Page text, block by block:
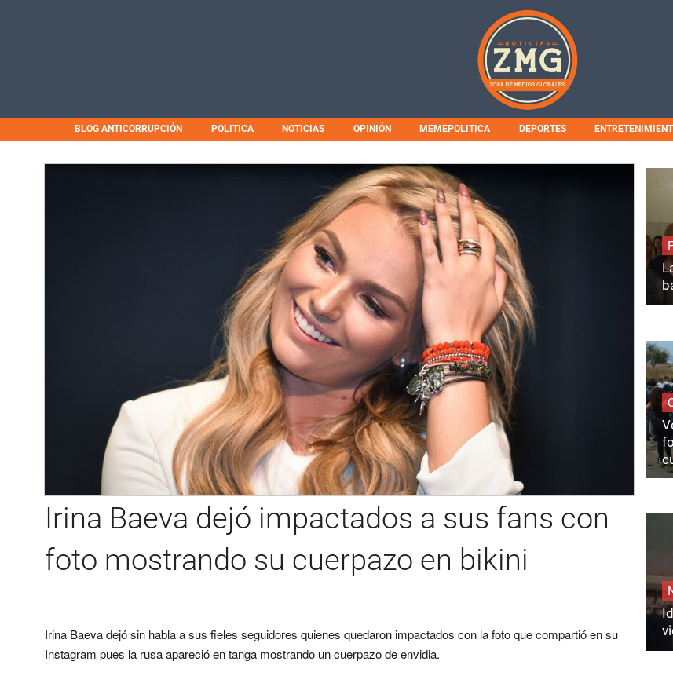
BLOG ANTICORRUPCIÓN POLITICA NOTICIAS OPINIÓN MEMEPOLITICA DEPORTES
Irina Baeva dejó impactados a sus fans con
foto mostrando su cuerpazo en bikini
Irina Baeva dejó sin habla a sus fieles seguidores quienes quedaron impactados con la foto que compartió en su
Instagram pues la rusa apareció en tanga mostrando un cuerpazo de envidia.